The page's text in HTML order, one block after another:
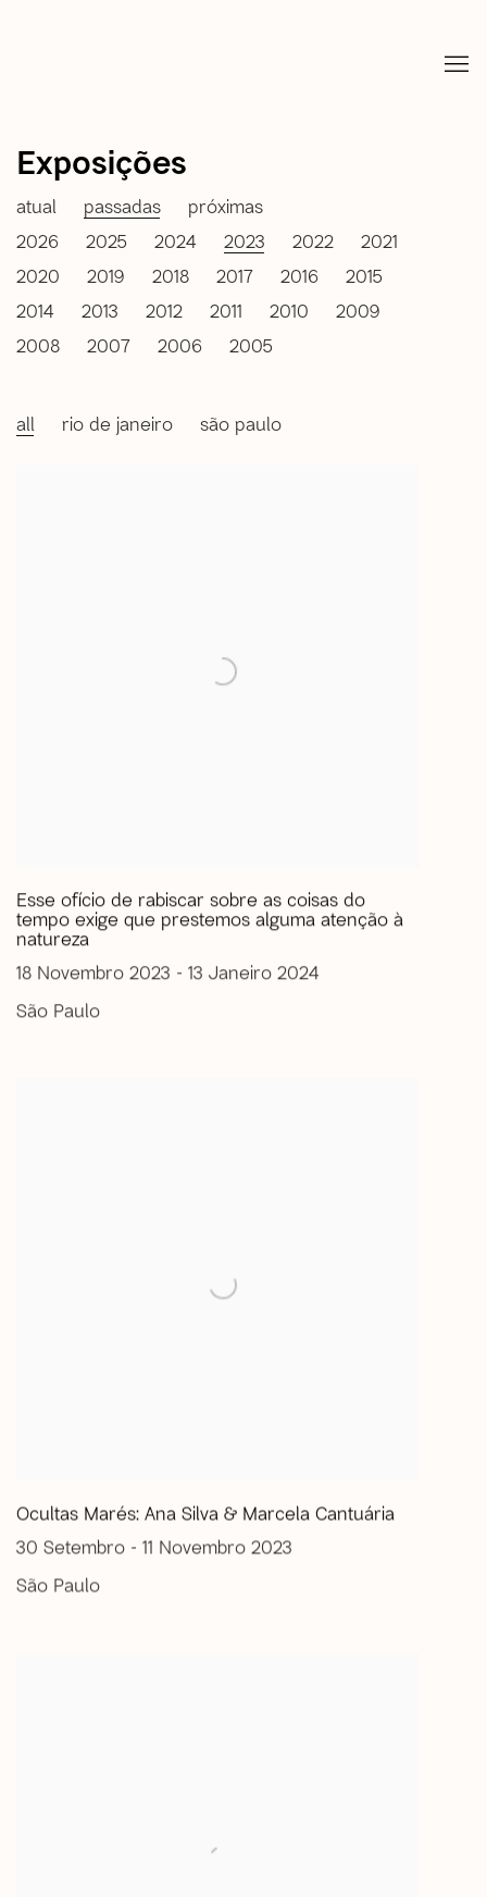
Exposições
atual passadas
próximas
2026
2025 2024 2023 2022
2021
2020
2019 2018 2017 2016
2015
2014
2013 2012 2011 2010
2009
2008
2007 2006 2005
all rio de janeiro são paulo
Esse ofício de rabiscar sobre as coisas do
tempo exige que prestemos alguma atenção à
natureza
18 Novembro 2023 - 13 Janeiro 2024
São Paulo
Ocultas Marés: Ana Silva & Marcela Cantuária
30 Setembro - 11 Novembro 2023
São Paulo